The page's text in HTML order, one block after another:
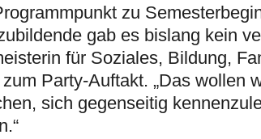
zu
gab es bislang kein
für Soziales, Bildung,
Party-Auftakt. „Das wollen
sich gegenseitig